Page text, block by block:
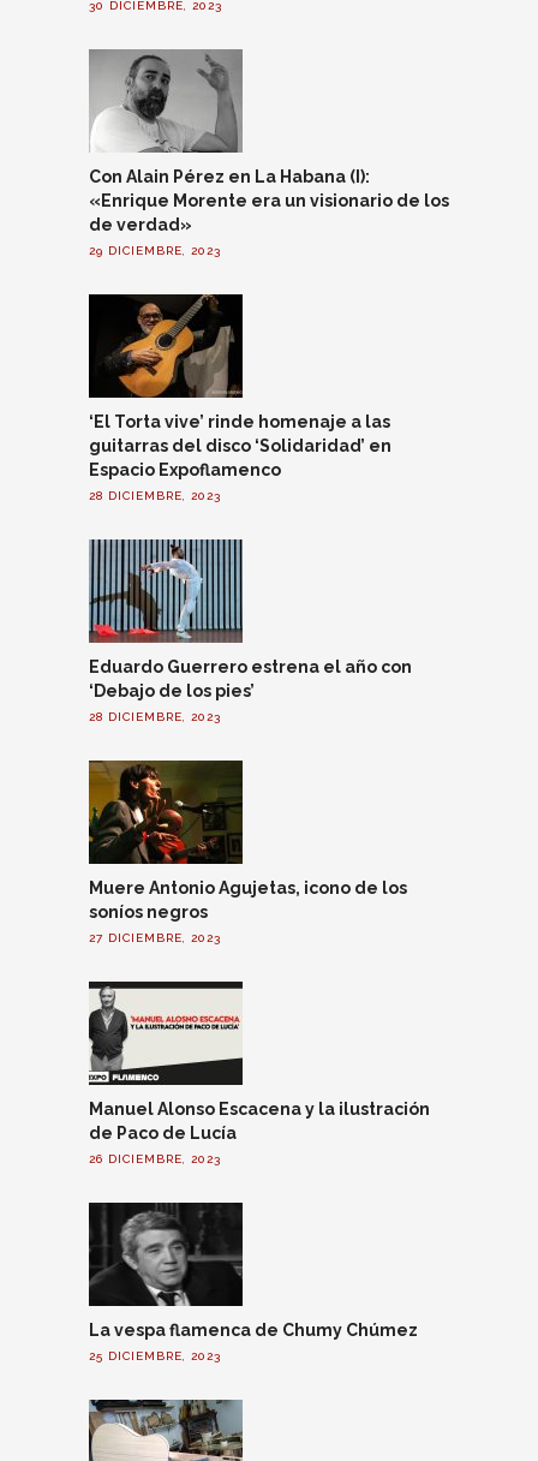
30 DICIEMBRE, 2023
Con Alain Pérez en La Habana (I):
«Enrique Morente era un visionario de los
de verdad»
29 DICIEMBRE, 2023
‘El Torta vive’ rinde homenaje a las
guitarras del disco ‘Solidaridad’ en
Espacio Expoflamenco
28 DICIEMBRE, 2023
Eduardo Guerrero estrena el año con
‘Debajo de los pies’
28 DICIEMBRE, 2023
Muere Antonio Agujetas, icono de los
soníos negros
27 DICIEMBRE, 2023
Manuel Alonso Escacena y la ilustración
de Paco de Lucía
26 DICIEMBRE, 2023
La vespa flamenca de Chumy Chúmez
25 DICIEMBRE, 2023